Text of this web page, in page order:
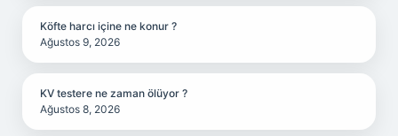
Köfte harcı içine ne konur ?
Ağustos 9, 2026
KV testere ne zaman ölüyor ?
Ağustos 8, 2026